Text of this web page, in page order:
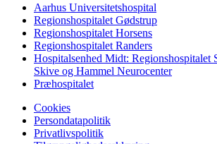
Aarhus Universitetshospital
Regionshospitalet Gødstrup
Regionshospitalet Horsens
Regionshospitalet Randers
Hospitalsenhed Midt: Regionshospitalet
Skive og Hammel Neurocenter
Præhospitalet
Cookies
Persondatapolitik
Privatlivspolitik